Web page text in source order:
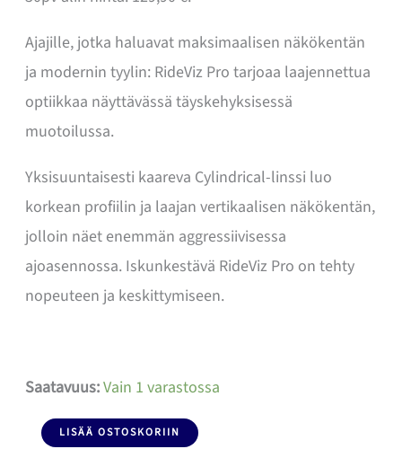
oli:
179,00 €.
on:
129,90 €.
Ajajille, jotka haluavat maksimaalisen näkökentän
ja modernin tyylin: RideViz Pro tarjoaa laajennettua
optiikkaa näyttävässä täyskehyksisessä
muotoilussa.
Yksisuuntaisesti kaareva Cylindrical-linssi luo
korkean profiilin ja laajan vertikaalisen näkökentän,
jolloin näet enemmän aggressiivisessa
ajoasennossa. Iskunkestävä RideViz Pro on tehty
nopeuteen ja keskittymiseen.
Saatavuus:Vain 1 varastossa
LEATTLISÄÄ OSTOSKORIIN